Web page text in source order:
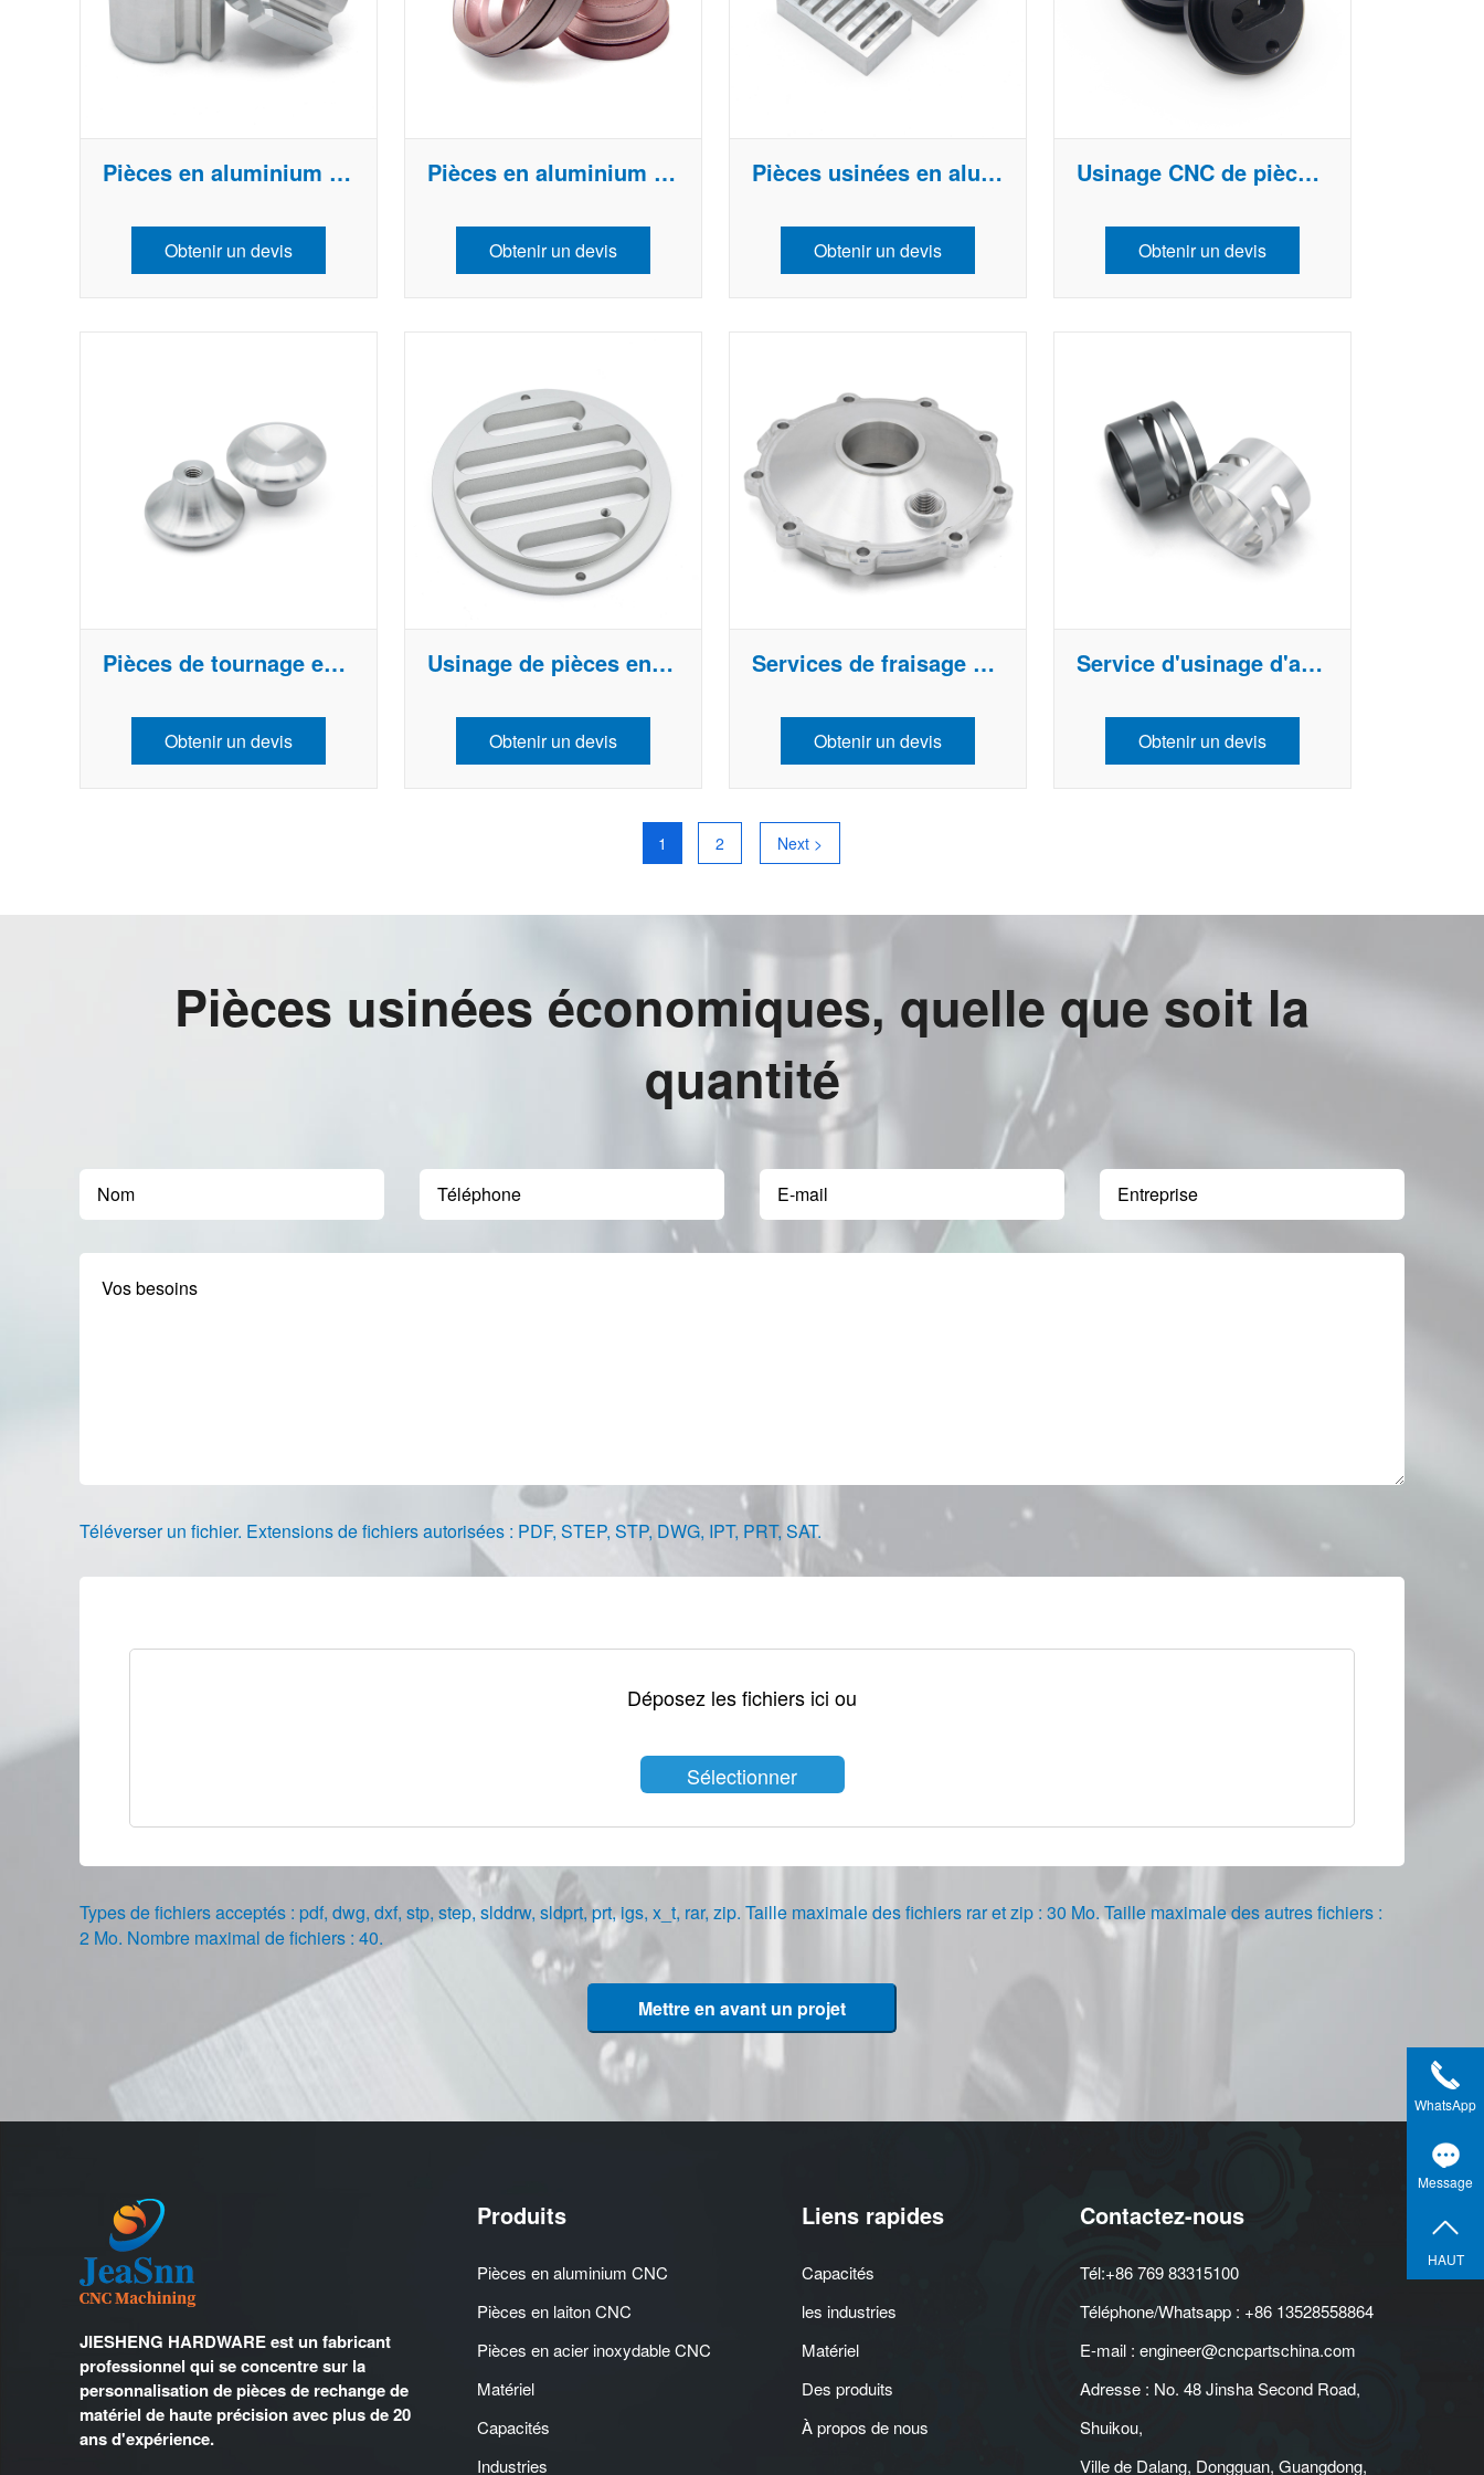
es et une longévité optimales des disposit
ifs générateurs de chaleur.
urabilité et les performances pour les cycli
stes de tous niveaux.
Pièces en aluminium usinées sur mesure
Obtenir un devis
Pièces en aluminium CNC personnalisées
Obtenir un devis
Pièces usinées en aluminium sur mesure
Obtenir un devis
Usinage CNC de pièces en aluminium
Obtenir un devis
Pièces de tournage en aluminium
Obtenir un devis
Usinage de pièces en aluminium
Obtenir un devis
Services de fraisage d'aluminium
Obtenir un devis
Service d'usinage d'aluminium
Obtenir un devis
1 2 Next >
Pièces usinées économiques, quelle que soit la
quantité
Téléverser un fichier. Extensions de fichiers autorisées : PDF, STEP, STP, DWG, IPT, PRT, SAT.
Déposez les fichiers ici ou
Sélectionner
Types de fichiers acceptés : pdf, dwg, dxf, stp, step, slddrw, sldprt, prt, igs, x_t, rar, zip. Taille maximale des fichiers rar et zip : 30 Mo. Taille maximale des autres fichiers :
2 Mo. Nombre maximal de fichiers : 40.
Mettre en avant un projet
JIESHENG HARDWARE est un fabricant
professionnel qui se concentre sur la
personnalisation de pièces de rechange de
matériel de haute précision avec plus de 20
ans d'expérience.
Produits
Pièces en aluminium CNC
Pièces en laiton CNC
Pièces en acier inoxydable CNC
Matériel
Capacités
Industries
Liens rapides
Capacités
les industries
Matériel
Des produits
À propos de nous
Contactez-nous
Tél:+86 769 83315100
Téléphone/Whatsapp : +86 13528558864
E-mail : engineer@cncpartschina.com
Adresse : No. 48 Jinsha Second Road,
Shuikou,
Ville de Dalang, Dongguan, Guangdong,
WhatsApp
Message
HAUT